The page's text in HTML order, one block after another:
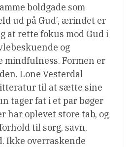
boldgade som
ud på Gud’, ærindet er
at rette fokus mod Gud i
og
Formen er
Lone Vesterdal
til at sætte sine
tager fat i et par bøger
har oplevet store tab, og
til sorg, savn,
Ikke overraskende